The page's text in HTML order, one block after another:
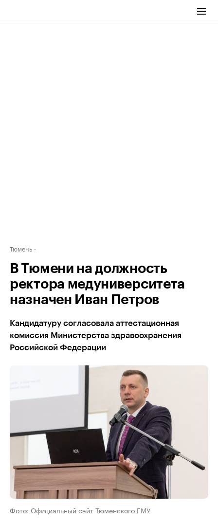
Тюмень
В Тюмени на должность
ректора медуниверситета
назначен Иван Петров
Кандидатуру согласовала аттестационная
комиссия Министерства здравоохранения
Российской Федерации
Фото: Официальный сайт Тюменского ГМУ